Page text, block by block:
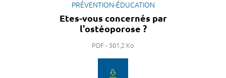
PRÉVENTION-ÉDUCATION
Etes-vous concernés par
l'ostéoporose ?
PDF - 501,2 Ko